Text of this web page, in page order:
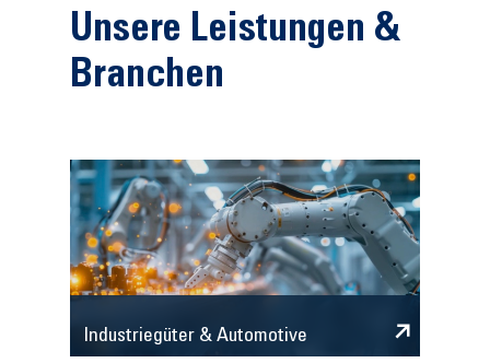
Unsere Leistungen &
Branchen
Industriegüter & Automotive